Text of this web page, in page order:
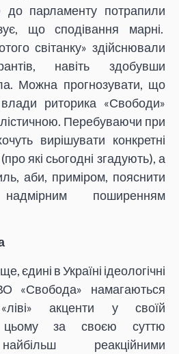
до парламенту потрапили
що сподівання марні.
світанку» здійснювали
навіть здобувши
Можна прогнозувати, що
риторика «Свободи»
Перебуваючи при
вирішувати конкретні
які сьогодні згадують), а
аби, приміром, пояснити
поширенням
єдині в Україні ідеологічні
«Свобода» намагаються
«ліві» акценти у своїй
цьому за своєю суттю
реакційними